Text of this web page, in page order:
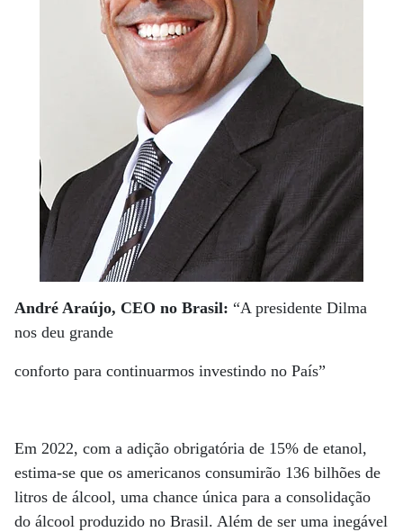
André Araújo, CEO no Brasil: “A presidente Dilma
nos deu grande
conforto para continuarmos investindo no País”
Em 2022, com a adição obrigatória de 15% de etanol,
estima-se que os americanos consumirão 136 bilhões de
litros de álcool, uma chance única para a consolidação
do álcool produzido no Brasil. Além de ser uma inegável